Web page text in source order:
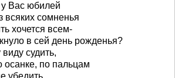
у Вас юбилей
всяких сомненья
хочется всем-
в сей день рожденья?
судить,
осанке, по пальцам
убедить,